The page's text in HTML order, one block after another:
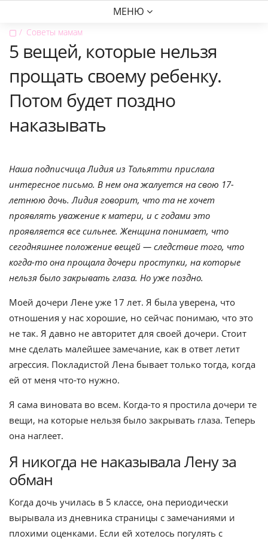
МЕНЮ
▢ Советы мамам
5 вещей, которые нельзя
прощать своему ребенку.
Потом будет поздно
наказывать
Наша подписчица Лидия из Тольятти прислала
интересное письмо. В нем она жалуется на свою 17-
летнюю дочь. Лидия говорит, что та не хочет
проявлять уважение к матери, и с годами это
проявляется все сильнее. Женщина понимает, что
сегодняшнее положение вещей — следствие того, что
когда-то она прощала дочери проступки, на которые
нельзя было закрывать глаза. Но уже поздно.
Моей дочери Лене уже 17 лет. Я была уверена, что
отношения у нас хорошие, но сейчас понимаю, что это
не так. Я давно не авторитет для своей дочери. Стоит
мне сделать малейшее замечание, как в ответ летит
агрессия. Покладистой Лена бывает только тогда, когда
ей от меня что-то нужно.
Я сама виновата во всем. Когда-то я простила дочери те
вещи, на которые нельзя было закрывать глаза. Теперь
она наглеет.
Я никогда не наказывала Лену за
обман
Когда дочь училась в 5 классе, она периодически
вырывала из дневника страницы с замечаниями и
плохими оценками. Если ей хотелось погулять с